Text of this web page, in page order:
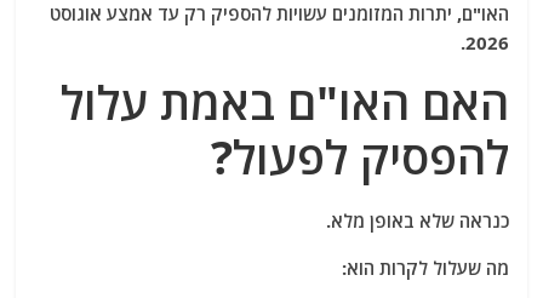
האו"ם, יתרות המזומנים עשויות להספיק רק עד אמצע אוגוסט
2026.
האם האו"ם באמת עלול
להפסיק לפעול?
כנראה שלא באופן מלא.
מה שעלול לקרות הוא: